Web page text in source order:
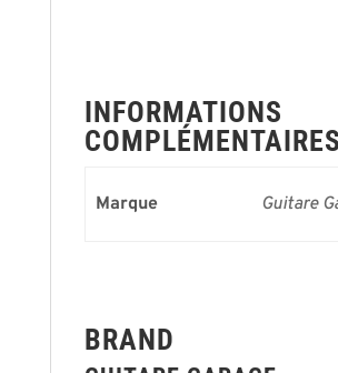
INFORMATIONS
COMPLÉMENTAIRES
Marque Guitare
BRAND